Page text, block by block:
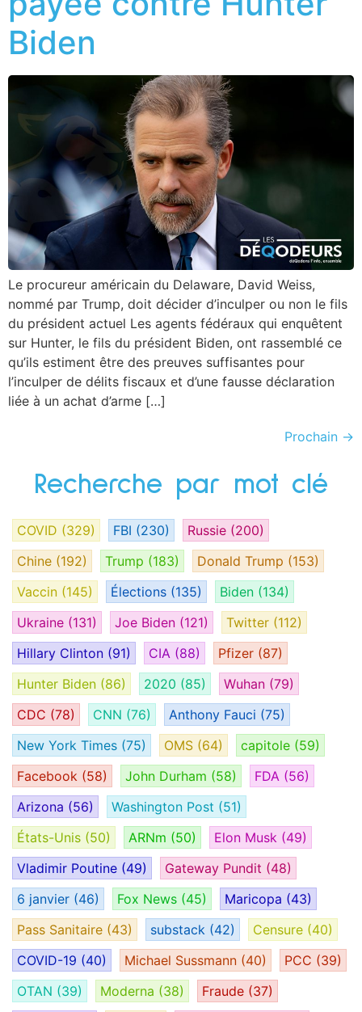
Biden
Le procureur américain du Delaware, David Weiss,
nommé par Trump, doit décider d’inculper ou non le fils
du président actuel Les agents fédéraux qui enquêtent
sur Hunter, le fils du président Biden, ont rassemblé ce
qu’ils estiment être des preuves suffisantes pour
l’inculper de délits fiscaux et d’une fausse déclaration
liée à un achat d’arme […]
Prochain →
Recherche par mot clé
COVID (329) FBI (230) Russie (200)
Chine (192) Trump (183) Donald Trump (153)
Vaccin (145) Élections (135) Biden (134)
Ukraine (131) Joe Biden (121) Twitter (112)
Hillary Clinton (91) CIA (88) Pfizer (87)
Hunter Biden (86) 2020 (85) Wuhan (79)
CDC (78) CNN (76) Anthony Fauci (75)
New York Times (75) OMS (64) capitole (59)
Facebook (58) John Durham (58) FDA (56)
Arizona (56) Washington Post (51)
États-Unis (50) ARNm (50) Elon Musk (49)
Vladimir Poutine (49) Gateway Pundit (48)
6 janvier (46) Fox News (45) Maricopa (43)
Pass Sanitaire (43) substack (42) Censure (40)
COVID-19 (40) Michael Sussmann (40) PCC (39)
OTAN (39) Moderna (38) Fraude (37)